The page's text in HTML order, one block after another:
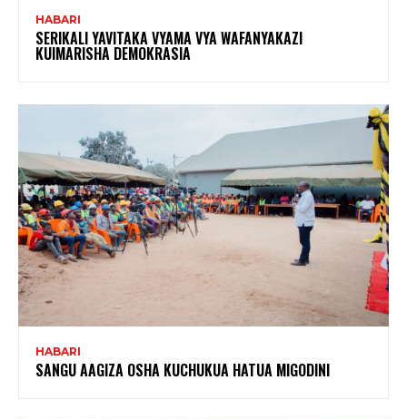
HABARI
SERIKALI YAVITAKA VYAMA VYA WAFANYAKAZI
KUIMARISHA DEMOKRASIA
HABARI
SANGU AAGIZA OSHA KUCHUKUA HATUA MIGODINI ‎